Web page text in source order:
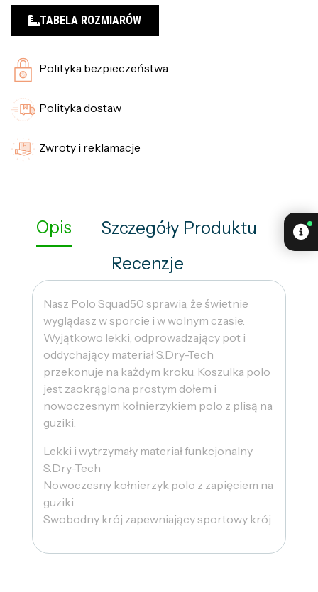
TABELA ROZMIARÓW
Polityka bezpieczeństwa
Polityka dostaw
Zwroty i reklamacje
Opis
Szczegóły Produktu
Recenzje
Nasz Polo Squad50 sprawia, że ​​świetnie
wyglądasz w sporcie i w wolnym czasie.
Wyjątkowo lekki, odprowadzający pot i
oddychający materiał S.Dry-Tech
przekonuje na każdym kroku. Koszulka polo
jest zaokrąglona prostym dołem i
nowoczesnym kołnierzykiem polo z plisą na
guziki.
Lekki i wytrzymały materiał funkcjonalny
S.Dry-Tech
Nowoczesny kołnierzyk polo z zapięciem na
guziki
Swobodny krój zapewniający sportowy krój